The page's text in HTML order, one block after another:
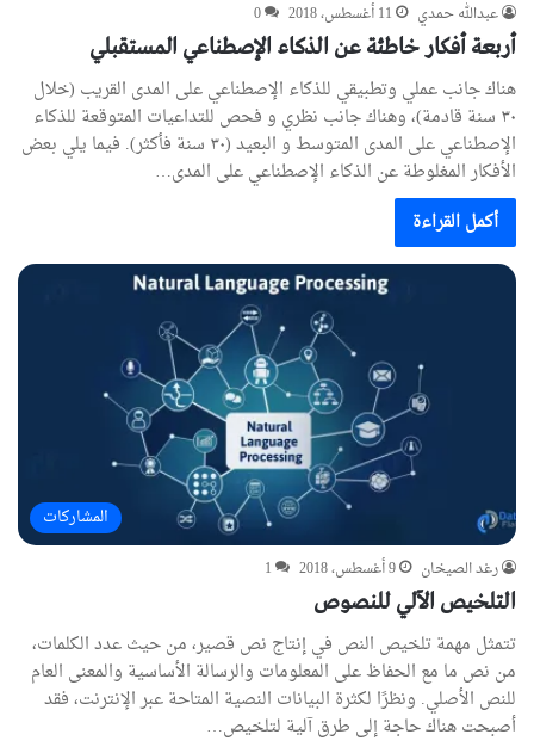
عبدالله حمدي 11 أغسطس، 2018 0
أربعة أفكار خاطئة عن الذكاء الإصطناعي المستقبلي
هناك جانب عملي وتطبيقي للذكاء الإصطناعي على المدى القريب (خلال
٣٠ سنة قادمة)، وهناك جانب نظري و فحص للتداعيات المتوقعة للذكاء
الإصطناعي على المدى المتوسط و البعيد (٣٠ سنة فأكثر). فيما يلي بعض
الأفكار المغلوطة عن الذكاء الإصطناعي على المدى…
أكمل القراءة
المشاركات
رغد الصيخان 9 أغسطس، 2018 1
التلخيص الآلي للنصوص
تتمثل مهمة تلخيص النص في إنتاج نص قصير، من حيث عدد الكلمات،
من نص ما مع الحفاظ على المعلومات والرسالة الأساسية والمعنى العام
للنص الأصلي. ونظرًا لكثرة البيانات النصية المتاحة عبر الإنترنت، فقد
أصبحت هناك حاجة إلى طرق آلية لتلخيص…